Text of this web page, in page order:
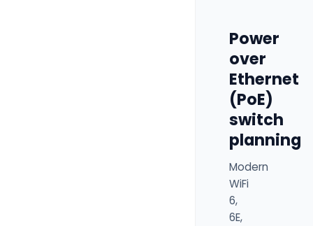
Power
over
Ethernet
(PoE)
switch
planning
Modern
WiFi
6,
6E,